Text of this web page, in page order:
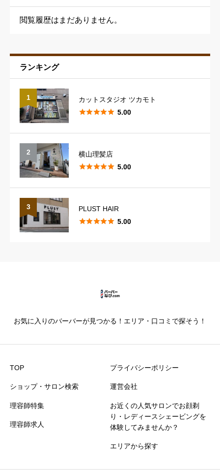
予約の取りやすさ 必須
星の数をお選びください 
星の数をお選びください  
スタイリングのレパートリー
星の数をお選びください  

仕上がり満足度 必須
価格満足度
   
クチコミのタイトル 必須
閲覧履歴はまだありません。
ランキング
1
カットスタジオ ツカモト
 5.00
2
横山理髪店
 5.00
3
PLUST HAIR
 5.00
お気に入りのバーバーが見つかる！エリア・口コミで探そう！
TOP
ショップ・サロン検索
理容師特集
理容師求人
プライバシーポリシー
運営会社
お近くの人気サロンでお顔剃
り・レディースシェービングを
体験してみませんか？
エリアから探す